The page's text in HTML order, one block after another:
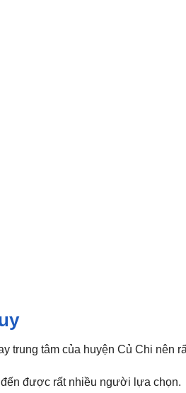
trung tâm của huyện Củ Chi nên
được rất nhiều người lựa chọn.